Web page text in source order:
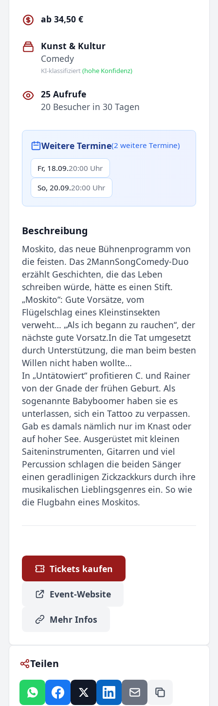
ab 34,50 €
Kunst & Kultur
Comedy
KI-klassifiziert(hohe Konfidenz)
25 Aufrufe
20 Besucher in 30 Tagen
Weitere Termine(2 weitere Termine)
Fr, 18.09.20:00 Uhr
So, 20.09.20:00 Uhr
Beschreibung
Moskito, das neue Bühnenprogramm von
die feisten. Das 2MannSongComedy-Duo
erzählt Geschichten, die das Leben
schreiben würde, hätte es einen Stift.
„Moskito“: Gute Vorsätze, vom
Flügelschlag eines Kleinstinsekten
verweht… „Als ich begann zu rauchen“, der
nächste gute Vorsatz.In die Tat umgesetzt
durch Unterstützung, die man beim besten
Willen nicht haben wollte…
In „Untätowiert“ profitieren C. und Rainer
von der Gnade der frühen Geburt. Als
sogenannte Babyboomer haben sie es
unterlassen, sich ein Tattoo zu verpassen.
Gab es damals nämlich nur im Knast oder
auf hoher See. Ausgerüstet mit kleinen
Saiteninstrumenten, Gitarren und viel
Percussion schlagen die beiden Sänger
einen geradlinigen Zickzackkurs durch ihre
musikalischen Lieblingsgenres ein. So wie
die Flugbahn eines Moskitos.
Tickets kaufen
Event-Website
Mehr Infos
Teilen